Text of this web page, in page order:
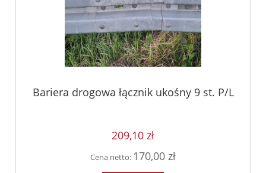
Bariera drogowa łącznik ukośny 9 st. P/L
209,10 zł
Cena netto: 170,00 zł